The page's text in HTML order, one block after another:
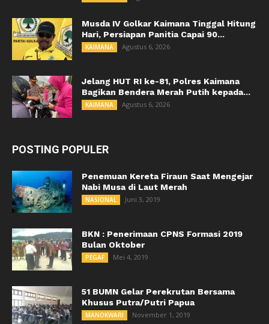
Musda IV Golkar Kaimana Tinggal Hitung
Hari, Persiapan Panitia Capai 90...
KAIMANA Agustus 6, 2026
Jelang HUT RI ke-81, Polres Kaimana
Bagikan Bendera Merah Putih kepada...
KAIMANA Agustus 6, 2026
POSTING POPULER
Penemuan Kereta Firaun Saat Mengejar
Nabi Musa di Laut Merah
NASIONAL Juni 3, 2019
BKN : Penerimaan CPNS Formasi 2019
Bulan Oktober
PEGAF Mei 4, 2019
51 BUMN Gelar Perekrutan Bersama
Khusus Putra/Putri Papua
MANOKWARI November 1, 2019